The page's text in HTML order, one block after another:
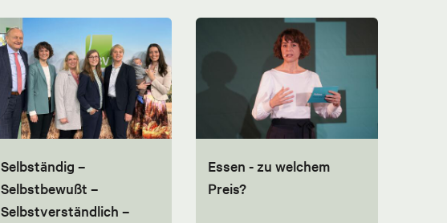
Selbständig –
Selbstbewußt –
Selbstverständlich –
Essen - zu welchem
Preis?